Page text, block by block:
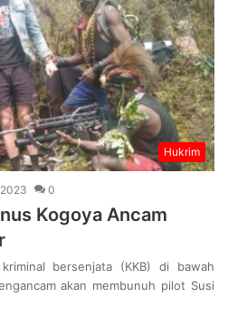
Hukrim
0
Kogoya Ancam
kriminal bersenjata (KKB) di bawah
akan membunuh pilot Susi